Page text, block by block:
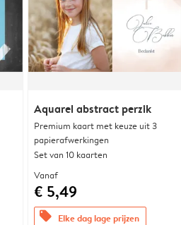
Aquarel abstract perzik
Premium kaart met keuze uit 3
papierafwerkingen
Set van 10 kaarten
Vanaf
€ 5,49
offers Elke dag lage prijzen